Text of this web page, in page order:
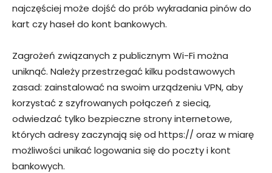
najczęściej może dojść do prób wykradania pinów do
kart czy haseł do kont bankowych.
Zagrożeń związanych z publicznym Wi-Fi można
uniknąć. Należy przestrzegać kilku podstawowych
zasad: zainstalować na swoim urządzeniu VPN, aby
korzystać z szyfrowanych połączeń z siecią,
odwiedzać tylko bezpieczne strony internetowe,
których adresy zaczynają się od https:// oraz w miarę
możliwości unikać logowania się do poczty i kont
bankowych.